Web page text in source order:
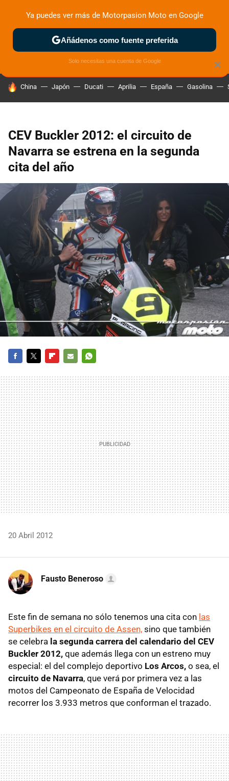
ZONA DE PRUEBAS DEPORTIVAS MOTOS ELÉCTRICAS
HOY SE HABLA DE
China Japón Ducati Aprilia España Gasolina
CEV Buckler 2012: el circuito de
Navarra se estrena en la segunda
cita del año
MAIL
20 Abril 2012
Fausto Beneroso
Este fin de semana no sólo tenemos una cita con las
Superbikes en el circuito de Assen, sino que también
se celebra la segunda carrera del calendario del CEV
Buckler 2012, que además llega con un estreno muy
especial: el del complejo deportivo Los Arcos, o sea, el
circuito de Navarra, que verá por primera vez a las
motos del Campeonato de España de Velocidad
recorrer los 3.933 metros que conforman el trazado.
×
Ya puedes ver más de Motorpasion Moto en Google
Añádenos como fuente preferida
Solo necesitas una cuenta de Google